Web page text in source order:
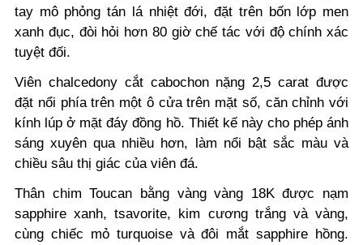
tay mô phỏng tán lá nhiệt đới, đặt trên bốn lớp men
xanh đục, đòi hỏi hơn 80 giờ chế tác với độ chính xác
tuyệt đối.
Viên chalcedony cắt cabochon nặng 2,5 carat được
đặt nổi phía trên một ô cửa trên mặt số, căn chỉnh với
kính lúp ở mặt đáy đồng hồ. Thiết kế này cho phép ánh
sáng xuyên qua nhiều hơn, làm nổi bật sắc màu và
chiều sâu thị giác của viên đá.
Thân chim Toucan bằng vàng vàng 18K được nạm
sapphire xanh, tsavorite, kim cương trắng và vàng,
cùng chiếc mỏ turquoise và đôi mắt sapphire hồng.